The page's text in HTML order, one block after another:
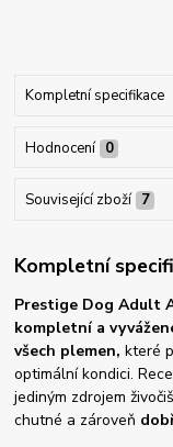
Kompletní specifikace
Hodnocení 0
Související zboží 7
Kompletní
Prestige Dog Adult
kompletní a
všech plemen, které
optimální kondici.
jediným zdrojem
chutné a zároveň